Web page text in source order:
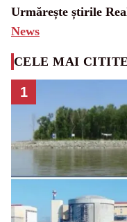
Urmărește știrile
News
CELE MAI CITITE
1